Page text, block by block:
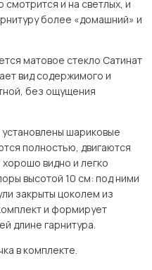
и на светлых, и
более «домашний» и
матовое стекло Сатинат
вид содержимого и
без ощущения
шариковые
полностью, двигаются
хорошо видно и легко
высотой 10 см: под ними
закрыты цоколем из
и формирует
длине гарнитура.
в комплекте.